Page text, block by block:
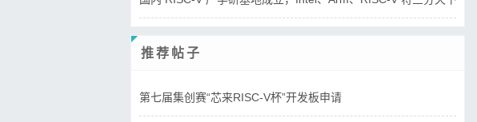
推荐帖子
第七届集创赛“芯来RISC-V杯”开发板申请